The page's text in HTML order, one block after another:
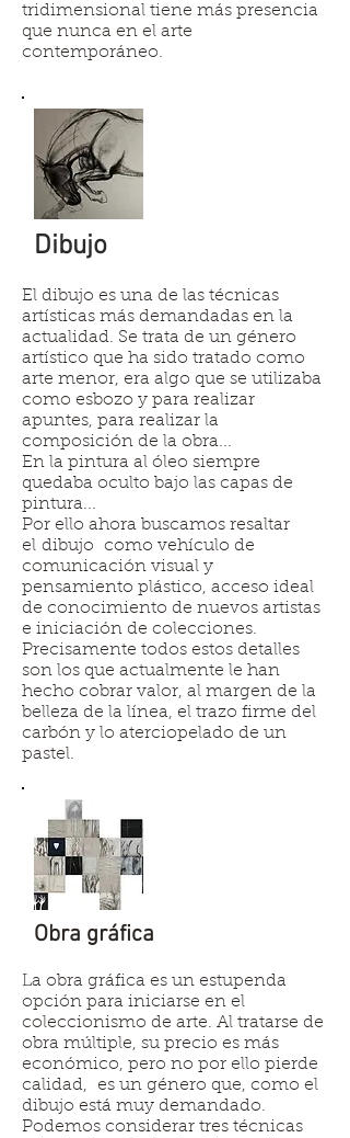
tridimensional tiene más presencia
que nunca en el arte
contemporáneo.
Dibujo
El dibujo es una de las técnicas
artísticas más demandadas en la
actualidad. Se trata de un género
artístico que ha sido tratado como
arte menor, era algo que se utilizaba
como esbozo y para realizar
apuntes, para realizar la
composición de la obra...
En la pintura al óleo siempre
quedaba oculto bajo las capas de
pintura...
Por ello ahora buscamos resaltar
el dibujo como vehículo de
comunicación visual y
pensamiento plástico, acceso ideal
de conocimiento de nuevos artistas
e iniciación de colecciones.
Precisamente todos estos detalles
son los que actualmente le han
hecho cobrar valor, al margen de la
belleza de la línea, el trazo firme del
carbón y lo aterciopelado de un
pastel.
Obra gráfica
La obra gráfica es un estupenda
opción para iniciarse en el
coleccionismo de arte. Al tratarse de
obra múltiple, su precio es más
económico, pero no por ello pierde
calidad, es un género que, como el
dibujo está muy demandado.
Podemos considerar tres técnicas